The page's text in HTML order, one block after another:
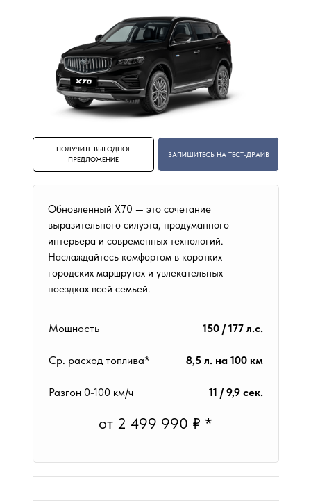
ПОЛУЧИТЕ ВЫГОДНОЕ
ПРЕДЛОЖЕНИЕ
ЗАПИШИТЕСЬ НА ТЕСТ-ДРАЙВ
от 2 499 990 ₽ *
Обновленный X70 — это сочетание
выразительного силуэта, продуманного
интерьера и современных технологий.
Наслаждайтесь комфортом в коротких
городских маршрутах и увлекательных
поездках всей семьей.
Мощность 150 / 177 л.с.
Ср. расход топлива* 8,5 л. на 100 км
Разгон 0-100 км/ч 11 / 9,9 сек.